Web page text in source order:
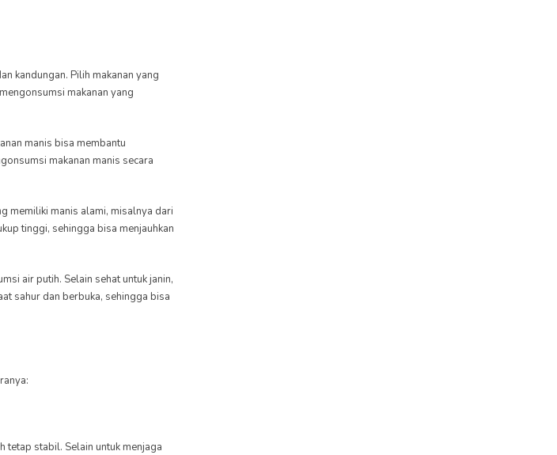
kandungan. Pilih makanan yang
makanan yang
manis bisa membantu
makanan manis secara
memiliki manis alami, misalnya dari
tinggi, sehingga bisa menjauhkan
air putih. Selain sehat untuk janin,
sahur dan berbuka, sehingga bisa
tetap stabil. Selain untuk menjaga